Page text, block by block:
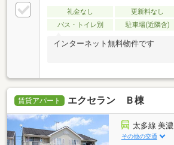
礼金なし 更新料なし
バス・トイレ別
駐車場(近隣含)
インターネット無料物件です
賃貸アパート エクセラン Ｂ棟
太多線 美
その他の交通